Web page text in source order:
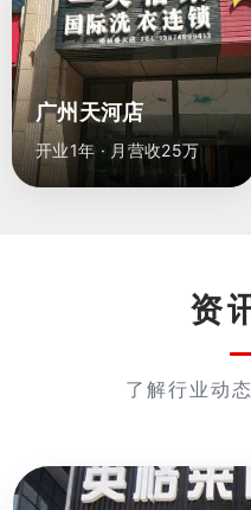
广州天河店
开业1年 · 月营收25万
资
了解行业动